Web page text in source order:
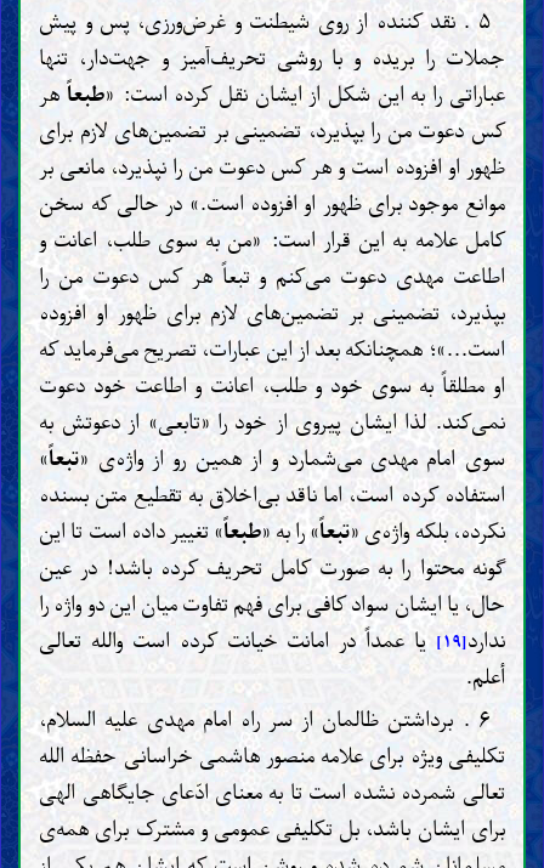
۵ . نقد کننده از روی شیطنت و غرض‌ورزی، پس و پیش
جملات را بریده و با روشی تحریف‌آمیز و جهت‌دار، تنها
عباراتی را به این شکل از ایشان نقل کرده است: «طبعاًهر
کس دعوت من را بپذیرد، تضمینی بر تضمین‌های لازم برای
ظهور او افزوده است و هر کس دعوت من را نپذیرد، مانعی بر
موانع موجود برای ظهور او افزوده است.» در حالی که سخن
کامل علامه به این قرار است: «من به سوی طلب، اعانت و
اطاعت مهدی دعوت می‌کنم و تبعاً هر کس دعوت من را
بپذیرد، تضمینی بر تضمین‌های لازم برای ظهور او افزوده
است...»؛ همچنانکه بعد از این عبارات، تصریح می‌فرماید که
او مطلقاً به سوی خود و طلب، اعانت و اطاعت خود دعوت
نمی‌کند. لذا ایشان پیروی از خود را «تابعی» از دعوتش به
سوی امام مهدی می‌شمارد و از همین رو از واژه‌ی «تبعاً»
استفاده کرده است، اما ناقد بی‌اخلاق به تقطیع متن بسنده
نکرده، بلکه واژه‌ی «تبعاً» را به «طبعاً» تغییر داده است تا این
گونه محتوا را به صورت کامل تحریف کرده باشد! در عین
حال، یا ایشان سواد کافی برای فهم تفاوت میان این دو واژه را
ندارد[۱۹]
یا عمداً در امانت خیانت کرده است والله تعالی
أعلم.
۶ . برداشتن ظالمان از سر راه امام مهدی علیه السلام،
تکلیفی ویژه برای علامه منصور هاشمی خراسانی حفظه الله
تعالی شمرده نشده است تا به معنای ادّعای جایگاهی الهی
برای ایشان باشد، بل تکلیفی عمومی و مشترک برای همه‌ی